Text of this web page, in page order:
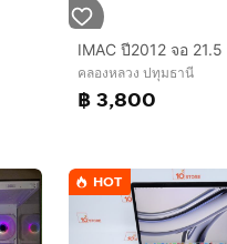
คลองหลวง ปทุมธานี
฿ 3,800
HOT